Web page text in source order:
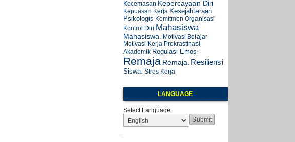
Kecemasan Kepercayaan Diri
Kepuasan Kerja Kesejahteraan
Psikologis Komitmen Organisasi
Kontrol Diri Mahasiswa
Mahasiswa. Motivasi Belajar
Motivasi Kerja Prokrastinasi
Akademik Regulasi Emosi
Remaja Remaja. Resiliensi
Siswa. Stres Kerja
LANGUAGE
Select Language